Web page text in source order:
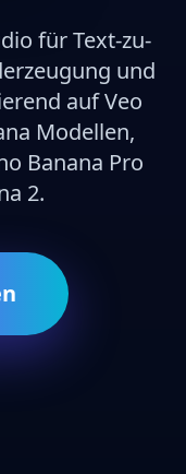
für Text-zu-
und
auf Veo
Modellen,
Banana Pro
2.